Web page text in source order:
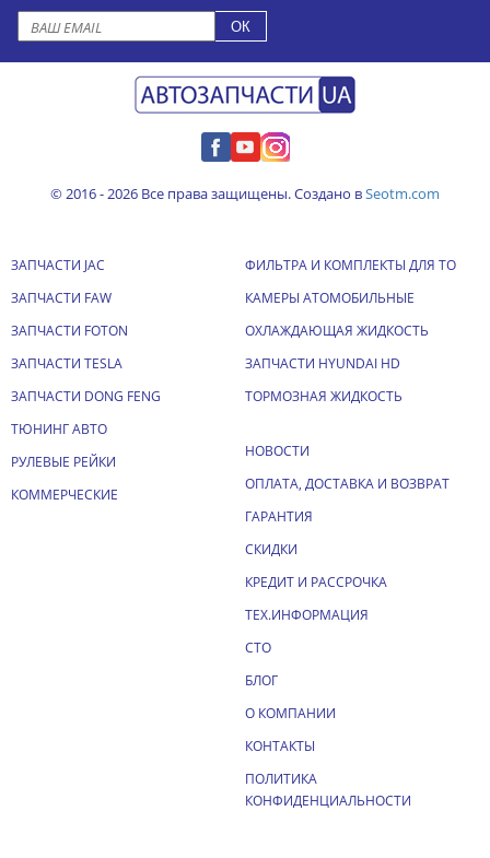
© 2016 - 2026 Все права защищены. Создано вSeotm.com
ЗАПЧАСТИ JAC
ЗАПЧАСТИ FAW
ЗАПЧАСТИ FOTON
ЗАПЧАСТИ TESLA
ЗАПЧАСТИ DONG FENG
ТЮНИНГ АВТО
РУЛЕВЫЕ РЕЙКИ
КОММЕРЧЕСКИЕ
ФИЛЬТРА И КОМПЛЕКТЫ ДЛЯ ТО
КАМЕРЫ АТОМОБИЛЬНЫЕ
ОХЛАЖДАЮЩАЯ ЖИДКОСТЬ
ЗАПЧАСТИ HYUNDAI HD
ТОРМОЗНАЯ ЖИДКОСТЬ
НОВОСТИ
ОПЛАТА, ДОСТАВКА И ВОЗВРАТ
ГАРАНТИЯ
СКИДКИ
КРЕДИТ И РАССРОЧКА
ТЕХ.ИНФОРМАЦИЯ
СТО
БЛОГ
О КОМПАНИИ
КОНТАКТЫ
ПОЛИТИКА
КОНФИДЕНЦИАЛЬНОСТИ